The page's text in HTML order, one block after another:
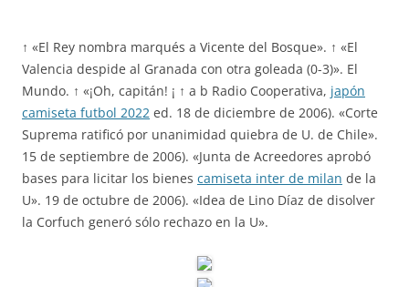
↑ «El Rey nombra marqués a Vicente del Bosque». ↑ «El
Valencia despide al Granada con otra goleada (0-3)». El
Mundo. ↑ «¡Oh, capitán! ¡ ↑ a b Radio Cooperativa, japón
camiseta futbol 2022 ed. 18 de diciembre de 2006). «Corte
Suprema ratificó por unanimidad quiebra de U. de Chile».
15 de septiembre de 2006). «Junta de Acreedores aprobó
bases para licitar los bienes camiseta inter de milan de la
U». 19 de octubre de 2006). «Idea de Lino Díaz de disolver
la Corfuch generó sólo rechazo en la U».